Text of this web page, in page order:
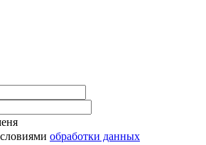
обработки данных